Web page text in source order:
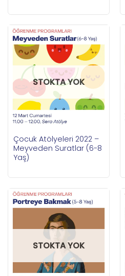
STOKTA YOK
Çocuk Atölyeleri 2022 –
Meyveden Suratlar (6-8
Yaş)
STOKTA YOK